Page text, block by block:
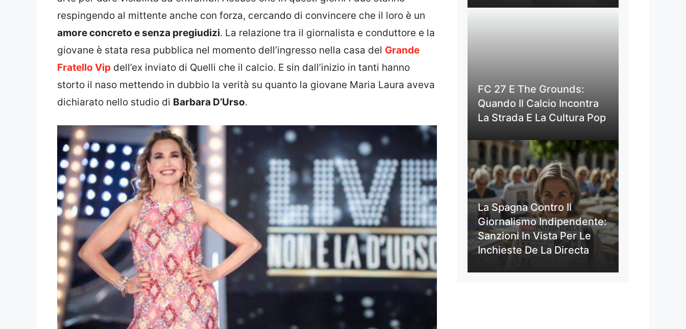
respingendo al mittente anche con forza, cercando di convincere che il loro è un
amore concreto e senza pregiudizi. La relazione tra il giornalista e conduttore e la
giovane è stata resa pubblica nel momento dell’ingresso nella casa del Grande
Fratello Vip dell’ex inviato di Quelli che il calcio. E sin dall’inizio in tanti hanno
storto il naso mettendo in dubbio la verità su quanto la giovane Maria Laura aveva
dichiarato nello studio di Barbara D’Urso.
FC 27 E The Grounds:
Quando Il Calcio Incontra
La Strada E La Cultura Pop
La Spagna Contro Il
Giornalismo Indipendente:
Sanzioni In Vista Per Le
Inchieste De La Directa